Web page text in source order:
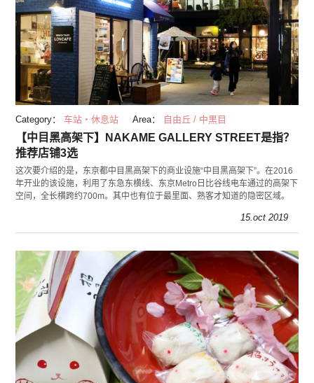
Category： 车站・休息站 Area： 自由丘 / 中黑目
【中目黑高架下】NAKAME GALLERY STREET是指？
推荐店铺3选
这次要介绍的是，东京都中目黑高架下的商业设施“中目黑高架下”。在2016
年开业的该设施，利用了东急东横线、东京Metro日比谷线电车通过的高架下
空间，全长横跨约700m。其中也有位于最里面、熟客才知道的隐密区域。
15.oct 2019